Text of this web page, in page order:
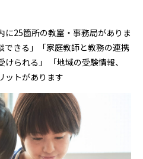
に25箇所の教室・事務局がありま
できる」「家庭教師と教務の連携
られる」 「地域の受験情報、
ットがあります